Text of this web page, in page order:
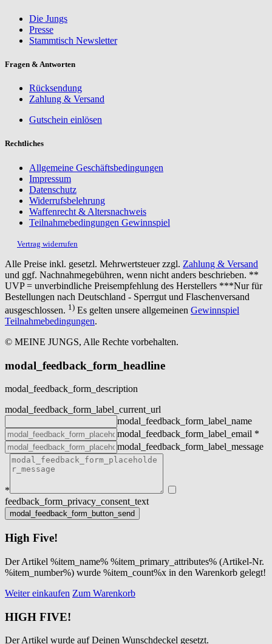
Die Jungs
Presse
Stammtisch Newsletter
Fragen & Antworten
Rücksendung
Zahlung & Versand
Gutschein einlösen
Rechtliches
Allgemeine Geschäftsbedingungen
Impressum
Datenschutz
Widerrufsbelehrung
Waffenrecht & Altersnachweis
Teilnahmebedingungen Gewinnspiel
Vertrag widerrufen
Alle Preise inkl. gesetzl. Mehrwertsteuer zzgl. Zahlung & Versand
und ggf. Nachnahmegebühren, wenn nicht anders beschrieben. **
UVP = unverbindliche Preisempfehlung des Herstellers ***Nur für
Bestellungen nach Deutschland - Sperrgut und Flaschenversand
ausgeschlossen. 1) Es gelten unsere allgemeinen Gewinnspiel
Teilnahmebedingungen.
© MEINE JUNGS, Alle Rechte vorbehalten.
modal_feedback_form_headline
modal_feedback_form_description
modal_feedback_form_label_current_url
modal_feedback_form_label_name
modal_feedback_form_label_email *
modal_feedback_form_label_message
*
feedback_form_privacy_consent_text
High Five!
Der Artikel %item_name% %item_primary_attributes% (Artikel-Nr.
%item_number%) wurde %item_count%x in den Warenkorb gelegt!
Weiter einkaufen Zum Warenkorb
HIGH FIVE!
Der Artikel wurde auf Deinen Wunschdeckel gesetzt.